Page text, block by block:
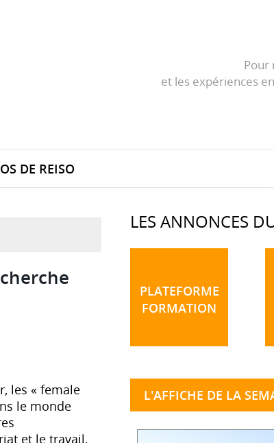
Pour
et les expériences
DE REISO
les « female
le monde
et le travail.
LES ANNONCES
PLATEFORME
FORMATION
L'AFFICHE DE LA